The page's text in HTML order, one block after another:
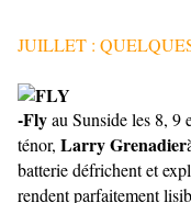
JUILLET :
-Flyau Sunside les 8, 9
ténor, Larry Grenadier
batterie défrichent et
rendent parfaitement